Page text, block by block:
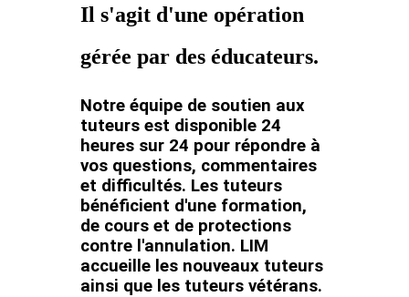
Il s'agit d'une opération
gérée par des éducateurs.
Notre équipe de soutien aux
tuteurs est disponible 24
heures sur 24 pour répondre à
vos questions, commentaires
et difficultés. Les tuteurs
bénéficient d'une formation,
de cours et de protections
contre l'annulation. LIM
accueille les nouveaux tuteurs
ainsi que les tuteurs vétérans.